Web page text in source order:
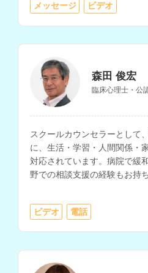
メッセージ ビデオ
森田 俊宏
臨床心理士・公
スクールカウンセラーとして
に、生活・学習・人間関係・
対応されています。病院で緩
野での相談支援の経験もお持
ビデオ 電話